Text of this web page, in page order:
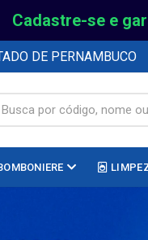
Cadastre-se e
DE PERNAMBUCO